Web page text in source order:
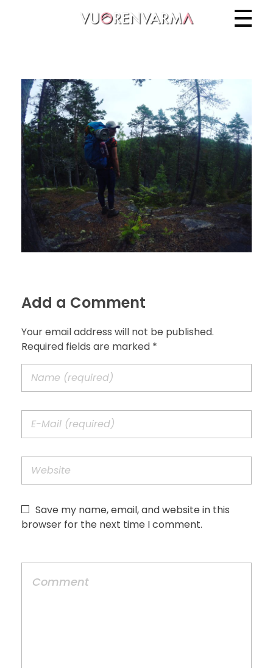
Add a Comment
Your email address will not be published.
Required fields are marked *
Save my name, email, and website in this
browser for the next time I comment.